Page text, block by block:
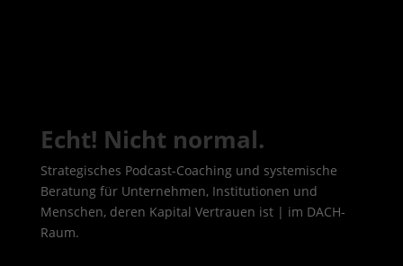
Echt! Nicht normal.
Strategisches Podcast-Coaching und systemische
Beratung für Unternehmen, Institutionen und
Menschen, deren Kapital Vertrauen ist | im DACH-
Raum.